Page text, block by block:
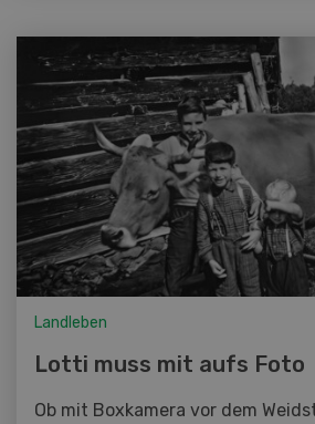
Landleben
Lotti muss mit aufs Foto
Ob mit Boxkamera vor dem